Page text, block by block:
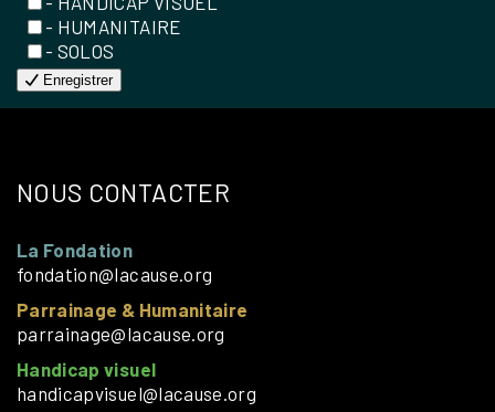
- HUMANITAIRE
- SOLOS
Enregistrer
NOUS CONTACTER
La Fondation
fondation@lacause.org
Parrainage & Humanitaire
parrainage@lacause.org
Handicap visuel
handicapvisuel@lacause.org